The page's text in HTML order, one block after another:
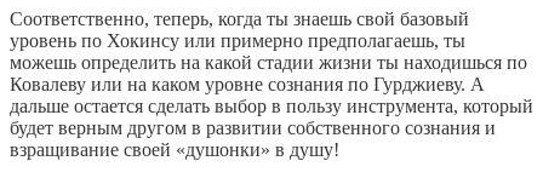
Соответственно, теперь, когда ты знаешь свой базовый
уровень по Хокинсу или примерно предполагаешь, ты
можешь определить на какой стадии жизни ты находишься по
Ковалеву или на каком уровне сознания по Гурджиеву. А
дальше остается сделать выбор в пользу инструмента, который
будет верным другом в развитии собственного сознания и
взращивание своей «душонки» в душу!